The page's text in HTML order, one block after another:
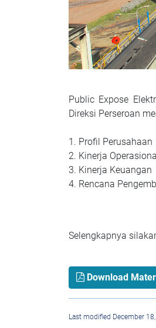
Public Expose
Direksi Perseroan
1. Profil Perusahaan
2. Kinerja
3. Kinerja Keuangan
4. Rencana
Selengkapnya
Download
Last modified December